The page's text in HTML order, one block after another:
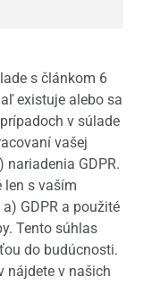
s článkom 6
existuje alebo sa
v súlade
vašej
GDPR.
len s vaším
GDPR a použité
Tento súhlas
do budúcnosti.
nájdete v našich